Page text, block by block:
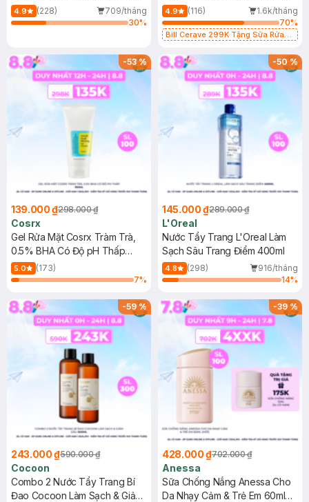
500ml
4.9 (228)
709/tháng
30%
473ml
4.9 (116)
1.6k/tháng
70%
Bill Cerave 299K Tặng Sữa Rửa
-53%
139.000 ₫298.000 ₫
Cosrx
Gel Rửa Mặt Cosrx Tràm Trà,
0.5% BHA Có Độ pH Thấp
150ml
5.0
(173)
7%
-50%
145.000 ₫289.000 ₫
L'Oreal
Nước Tẩy Trang L'Oreal Làm
Sạch Sâu Trang Điểm 400ml
4.8 (298)
916/tháng
14%
-59%
243.000 ₫590.000 ₫
Cocoon
Combo 2 Nước Tẩy Trang Bí
Đao Cocoon Làm Sạch & Giảm
-39%
428.000 ₫702.000 ₫
Anessa
Sữa Chống Nắng Anessa Cho
Da Nhạy Cảm & Trẻ Em 60ml